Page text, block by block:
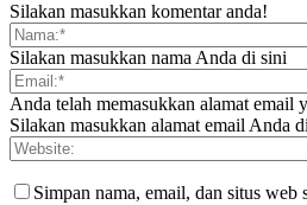
Silakan masukkan komentar anda!
Silakan masukkan nama Anda di sini
Anda telah memasukkan alamat email
Silakan masukkan alamat email Anda
Simpan nama, email, dan situs